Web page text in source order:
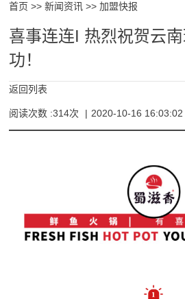
首页 >>新闻资讯 >>加盟快报
喜事连连I 热烈祝贺云
功！
返回列表
阅读次数 :314次 | 2020-10-16 16:03:02